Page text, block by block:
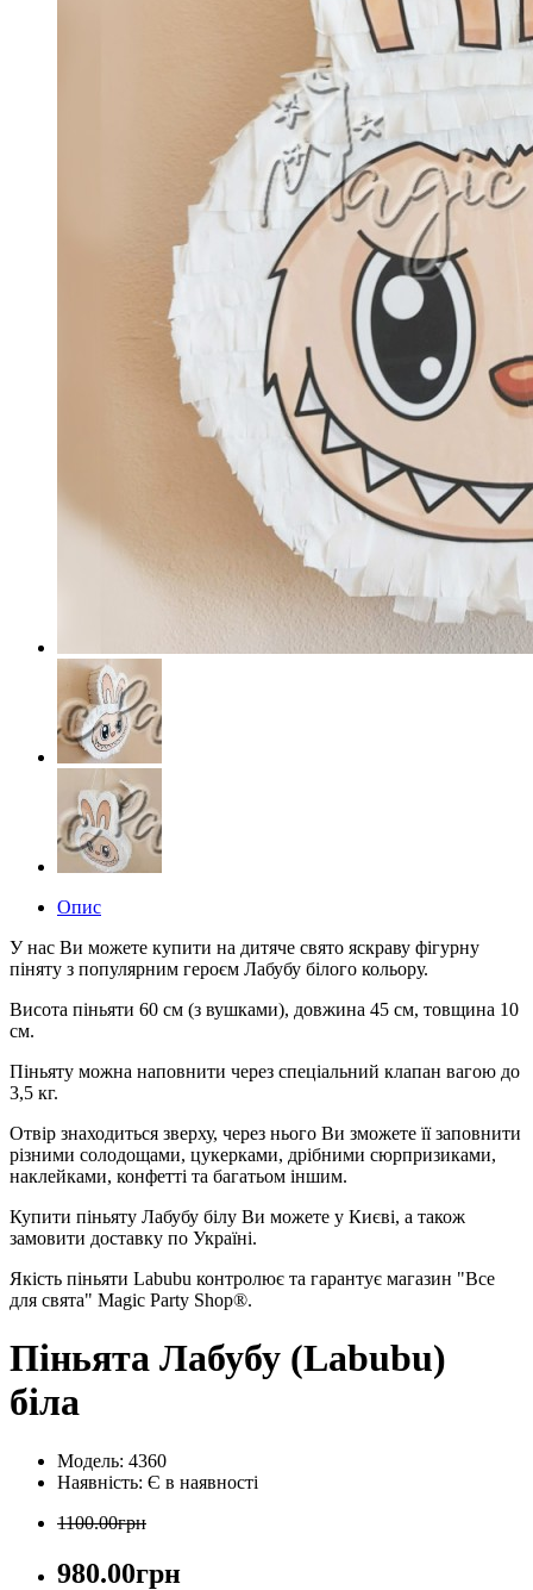
Опис
У нас Ви можете купити на дитяче свято яскраву фігурну
піняту з популярним героєм Лабубу білого кольору.
Висота піньяти 60 см (з вушками), довжина 45 см, товщина 10
см.
Піньяту можна наповнити через спеціальний клапан вагою до
3,5 кг.
Отвір знаходиться зверху, через нього Ви зможете її заповнити
різними солодощами, цукерками, дрібними сюрпризиками,
наклейками, конфетті та багатьом іншим.
Купити піньяту Лабубу білу Ви можете у Києві, а також
замовити доставку по Україні.
Якість піньяти Labubu контролює та гарантує магазин "Все
для свята" Magic Party Shop®.
Піньята Лабубу (Labubu)
біла
Модель: 4360
Наявність: Є в наявності
1100.00грн
980.00грн